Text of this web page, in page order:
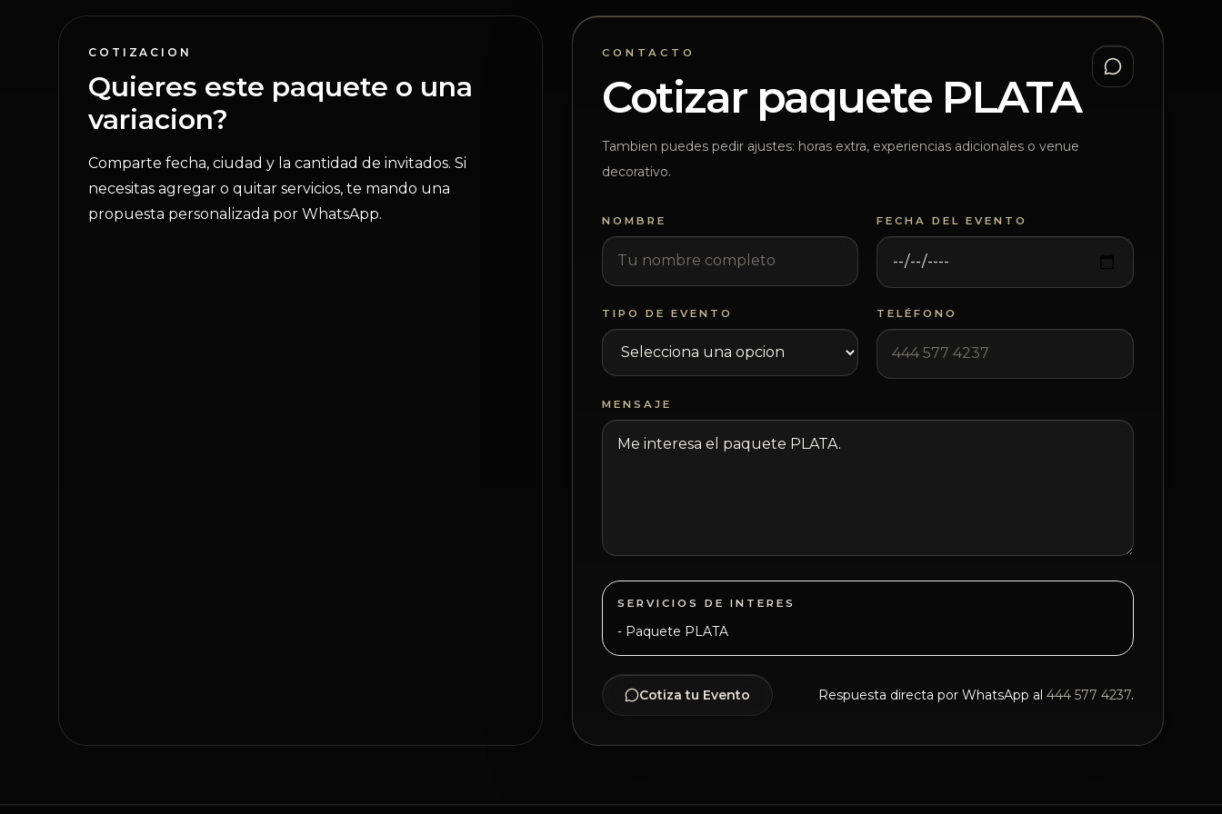
COTIZACION
Quieres este paquete o una
variacion?
Comparte fecha, ciudad y la cantidad de invitados. Si
necesitas agregar o quitar servicios, te mando una
propuesta personalizada por WhatsApp.
CONTACTO
Cotizar paquete PLATA
Tambien puedes pedir ajustes: horas extra, experiencias adicionales o venue
decorativo.
NOMBRE FECHA DEL EVENTO
TIPO DE EVENTO TELÉFONO
MENSAJE
SERVICIOS DE INTERES
- Paquete PLATA
Cotiza tu Evento Respuesta directa por WhatsApp al 444 577 4237.